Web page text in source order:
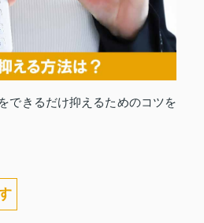
できるだけ抑えるためのコツを